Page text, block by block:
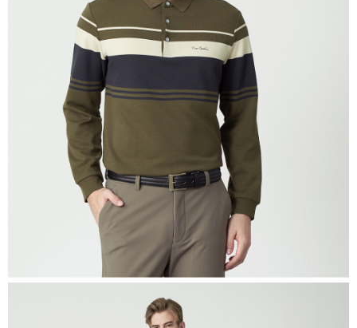
每筆NT$60，滿NT$1,200(含以上)免運費
每筆NT$80，滿NT$1,200(含以上)免運費
每筆NT$80，滿NT$1,200(含以上)免運費